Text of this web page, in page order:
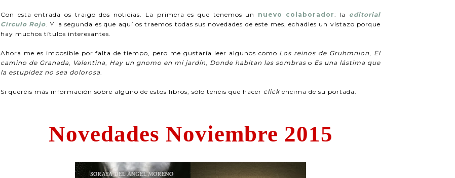
Con esta entrada os traigo dos noticias. La primera es que tenemos un nuevo colaborador: la editorial
Círculo Rojo. Y la segunda es que aquí os traemos todas sus novedades de este mes, echadles un vistazo porque
hay muchos títulos interesantes.
Ahora me es imposible por falta de tiempo, pero me gustaría leer algunos como Los reinos de Gruhmnion, El
camino de Granada, Valentina, Hay un gnomo en mi jardín, Donde habitan las sombras o Es una lástima que
la estupidez no sea dolorosa.
Si queréis más información sobre alguno de estos libros, sólo tenéis que hacer click encima de su portada.
Novedades Noviembre 2015